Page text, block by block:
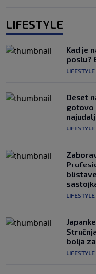
LIFESTYLE
Kad je
poslu?
LIFESTYLE
Deset
gotovo
LIFESTYLE
LIFESTYLE
bolja
LIFESTYLE